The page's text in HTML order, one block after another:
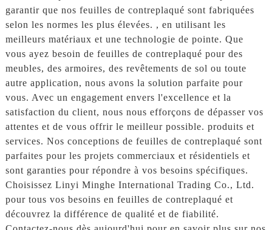
garantir que nos feuilles de contreplaqué sont fabriquées
selon les normes les plus élevées. , en utilisant les
meilleurs matériaux et une technologie de pointe. Que
vous ayez besoin de feuilles de contreplaqué pour des
meubles, des armoires, des revêtements de sol ou toute
autre application, nous avons la solution parfaite pour
vous. Avec un engagement envers l'excellence et la
satisfaction du client, nous nous efforçons de dépasser vos
attentes et de vous offrir le meilleur possible. produits et
services. Nos conceptions de feuilles de contreplaqué sont
parfaites pour les projets commerciaux et résidentiels et
sont garanties pour répondre à vos besoins spécifiques.
Choisissez Linyi Minghe International Trading Co., Ltd.
pour tous vos besoins en feuilles de contreplaqué et
découvrez la différence de qualité et de fiabilité.